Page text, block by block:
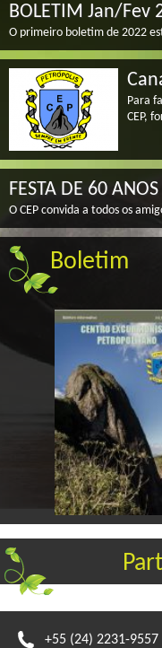
BOLETIM Jan/Fev
O primeiro boletim de 2022
Para
CEP,
FESTA DE 60
O CEP convida a todos os
Boletim
+55 (24) 2231-9557